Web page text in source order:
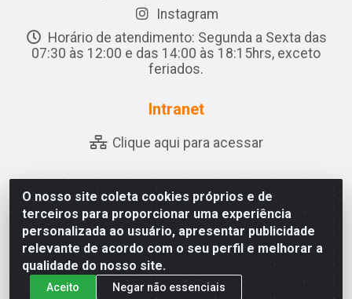
O nosso site coleta cookies próprios e de
terceiros para proporcionar uma experiência
personalizada ao usuário, apresentar publicidade
relevante de acordo com o seu perfil e melhorar a
qualidade do nosso site.
Aceito Negar não essenciais
Instagram
Horário de atendimento: Segunda a Sexta das
07:30 às 12:00 e das 14:00 às 18:15hrs, exceto
feriados.
Intranet
Clique aqui para acessar
Abreu & Silva - Rua Padre Jose de Souza Leite, 265 - Ariado,
Olho D'Água das Flores/AL - CEP 57.442-000 - CNPJ
04.790.656/0001-06